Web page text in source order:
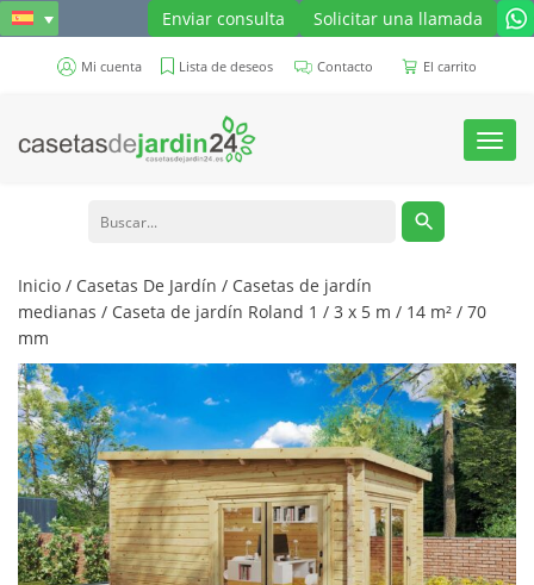
Enviar consulta Solicitar una llamada
Mi cuenta Lista de deseos Contacto El carrito
Toggle
Inicio / Casetas De Jardín / Casetas de jardín
medianas / Caseta de jardín Roland 1 / 3 x 5 m / 14 m² / 70
mm